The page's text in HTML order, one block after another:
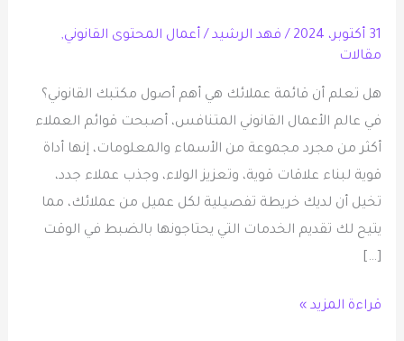
31 أكتوبر، 2024 / فهد الرشيد/ أعمال المحتوى القانوني,
مقالات
هل تعلم أن قائمة عملائك هي أهم أصول مكتبك القانوني؟
في عالم الأعمال القانوني المتنافس، أصبحت قوائم العملاء
أكثر من مجرد مجموعة من الأسماء والمعلومات، إنها أداة
قوية لبناء علاقات قوية، وتعزيز الولاء، وجذب عملاء جدد،
تخيل أن لديك خريطة تفصيلية لكل عميل من عملائك، مما
يتيح لك تقديم الخدمات التي يحتاجونها بالضبط في الوقت
[…]
قراءة المزيد »